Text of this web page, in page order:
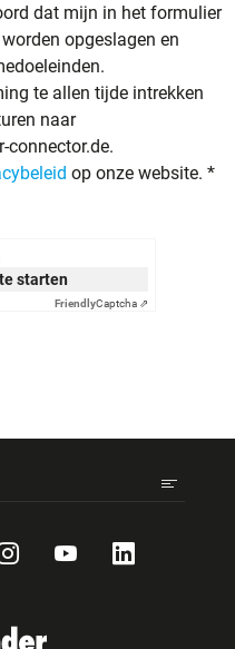
dat mijn in het formulier
opgeslagen en
te allen tijde intrekken
naar
connector.de.
op onze website. *
starten
FriendlyCaptcha ⇗
Instagram
YouTubeLinkedIn